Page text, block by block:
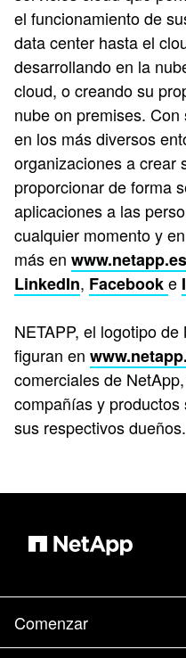
el funcionamiento de
data center hasta el
desarrollando en la
cloud, o creando su
nube on premises.
en los más diversos
organizaciones a crear
proporcionar de forma
aplicaciones a las
cualquier momento y
más en www.netapp.es
LinkedIn, Facebooke
NETAPP, el logotipo
figuran en
comerciales de
compañías y
sus respectivos dueños.
Comenzar